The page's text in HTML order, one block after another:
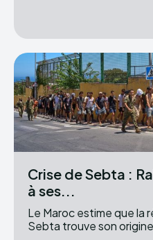
Crise de Sebta :
à ses...
Le Maroc estime que la
Sebta trouve son